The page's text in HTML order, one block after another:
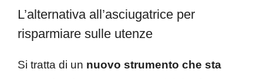
L’alternativa all’asciugatrice per
risparmiare sulle utenze
Si tratta di un nuovo strumento che sta